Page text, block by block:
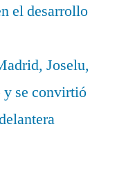
el desarrollo
Joselu,
y se convirtió